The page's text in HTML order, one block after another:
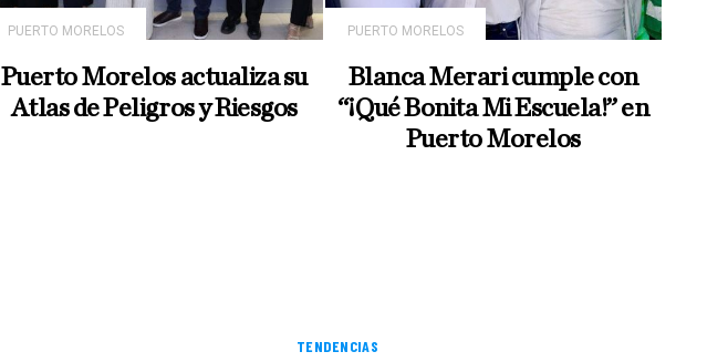
PUERTO MORELOS
Puerto Morelos actualiza su
Atlas de Peligros y Riesgos
PUERTO MORELOS
Blanca Merari cumple con
“¡Qué Bonita Mi Escuela!” en
Puerto Morelos
TENDENCIAS